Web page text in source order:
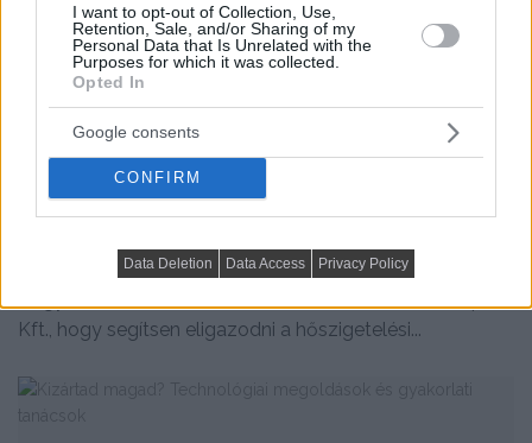
I want to opt-out of Collection, Use,
Retention, Sale, and/or Sharing of my
Personal Data that Is Unrelated with the
Purposes for which it was collected.
Opted In
Google consents
CONFIRM
Data Deletion Data Access Privacy Policy
HÍREK
Kft., hogy segítsen eligazodni a hőszigetelési...